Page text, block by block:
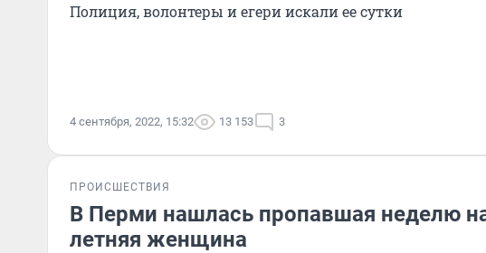
Полиция, волонтеры и егери искали ее сутки
4 сентября, 2022, 15:32 13 153 3
ПРОИСШЕСТВИЯ
В Перми нашлась пропавшая неделю
летняя женщина